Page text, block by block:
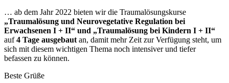
… ab dem Jahr 2022 bieten wir die Traumalösungskurse
„Traumalösung und Neurovegetative Regulation bei
Erwachsenen I + II“ und „Traumalösung bei Kindern I + II“
auf4 Tage ausgebaut an, damit mehr Zeit zur Verfügung steht, um
sich mit diesem wichtigen Thema noch intensiver und tiefer
befassen zu können.
Beste Grüße